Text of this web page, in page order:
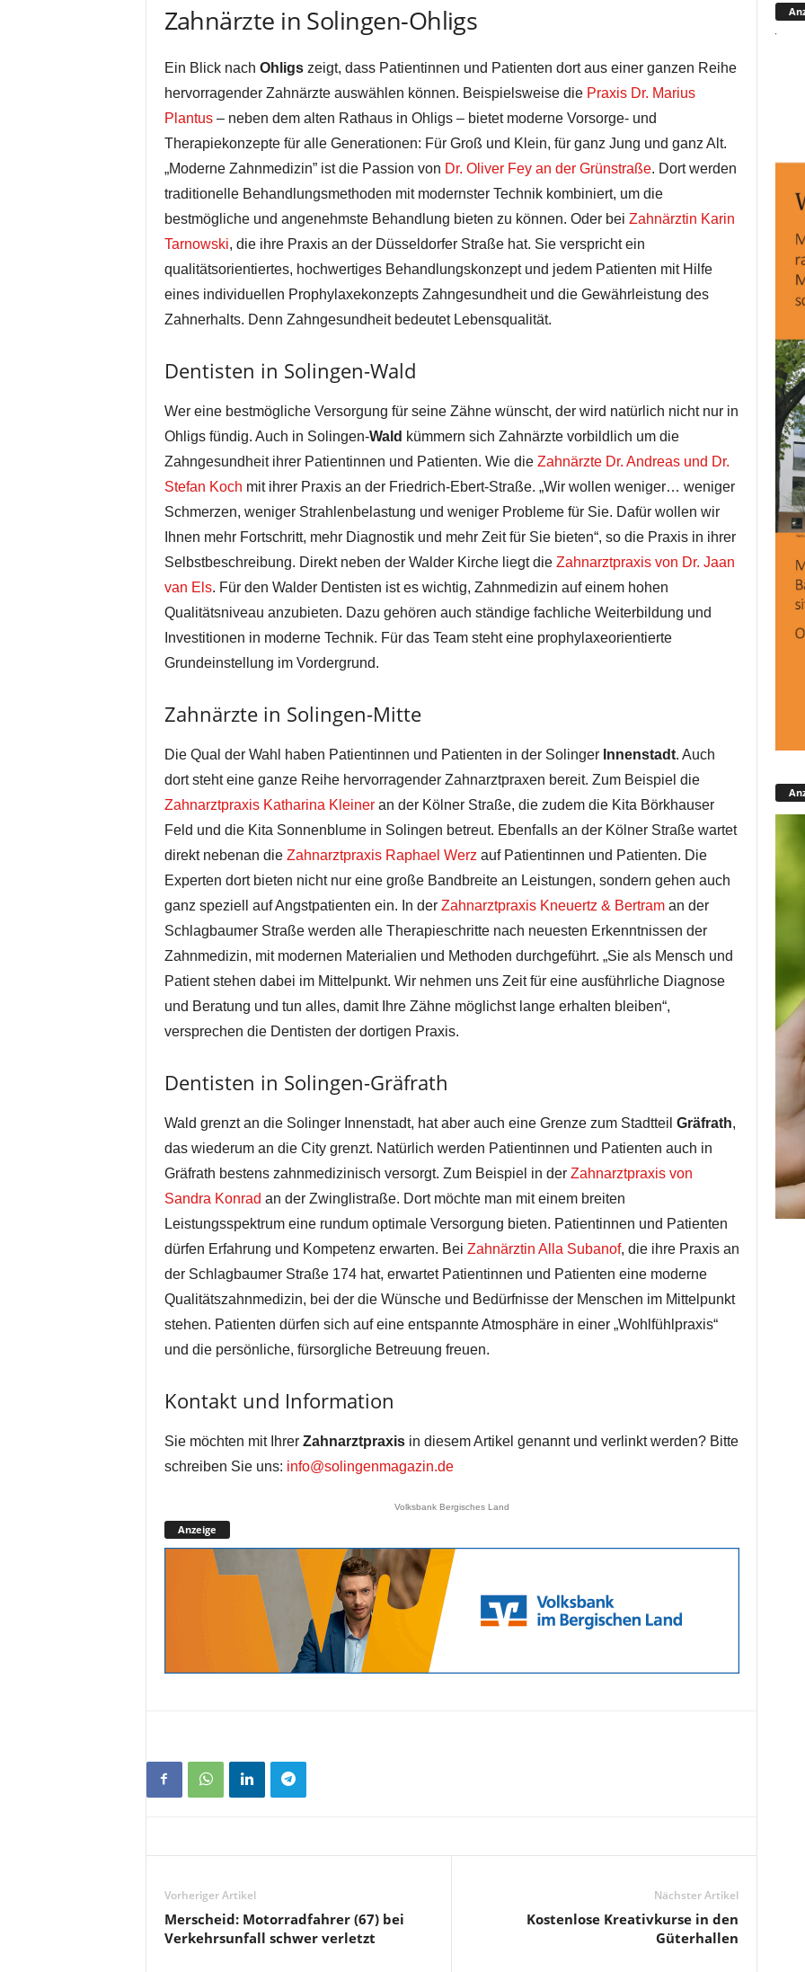
Zahnärzte in Solingen-Ohligs
Ein Blick nach Ohligszeigt, dass Patientinnen und Patienten dort aus einer ganzen Reihe
hervorragender Zahnärzte auswählen können. Beispielsweise die Praxis Dr. Marius
Plantus– neben dem alten Rathaus in Ohligs – bietet moderne Vorsorge- und
Therapiekonzepte für alle Generationen: Für Groß und Klein, für ganz Jung und ganz Alt.
„Moderne Zahnmedizin” ist die Passion von Dr. Oliver Fey an der Grünstraße. Dort werden
traditionelle Behandlungsmethoden mit modernster Technik kombiniert, um die
bestmögliche und angenehmste Behandlung bieten zu können. Oder bei Zahnärztin Karin
Tarnowski, die ihre Praxis an der Düsseldorfer Straße hat. Sie verspricht ein
qualitätsorientiertes, hochwertiges Behandlungskonzept und jedem Patienten mit Hilfe
eines individuellen Prophylaxekonzepts Zahngesundheit und die Gewährleistung des
Zahnerhalts. Denn Zahngesundheit bedeutet Lebensqualität.
Dentisten in Solingen-Wald
Wer eine bestmögliche Versorgung für seine Zähne wünscht, der wird natürlich nicht nur in
Ohligs fündig. Auch in Solingen-Wald kümmern sich Zahnärzte vorbildlich um die
Zahngesundheit ihrer Patientinnen und Patienten. Wie die Zahnärzte Dr. Andreas und Dr.
Stefan Koch mit ihrer Praxis an der Friedrich-Ebert-Straße. „Wir wollen weniger… weniger
Schmerzen, weniger Strahlenbelastung und weniger Probleme für Sie. Dafür wollen wir
Ihnen mehr Fortschritt, mehr Diagnostik und mehr Zeit für Sie bieten“, so die Praxis in ihrer
Selbstbeschreibung. Direkt neben der Walder Kirche liegt die Zahnarztpraxis von Dr. Jaan
van Els. Für den Walder Dentisten ist es wichtig, Zahnmedizin auf einem hohen
Qualitätsniveau anzubieten. Dazu gehören auch ständige fachliche Weiterbildung und
Investitionen in moderne Technik. Für das Team steht eine prophylaxeorientierte
Grundeinstellung im Vordergrund.
Zahnärzte in Solingen-Mitte
Die Qual der Wahl haben Patientinnen und Patienten in der Solinger Innenstadt. Auch
dort steht eine ganze Reihe hervorragender Zahnarztpraxen bereit. Zum Beispiel die
Zahnarztpraxis Katharina Kleineran der Kölner Straße, die zudem die Kita Börkhauser
Feld und die Kita Sonnenblume in Solingen betreut. Ebenfalls an der Kölner Straße wartet
direkt nebenan die Zahnarztpraxis Raphael Werz auf Patientinnen und Patienten. Die
Experten dort bieten nicht nur eine große Bandbreite an Leistungen, sondern gehen auch
ganz speziell auf Angstpatienten ein. In der Zahnarztpraxis Kneuertz & Bertraman der
Schlagbaumer Straße werden alle Therapieschritte nach neuesten Erkenntnissen der
Zahnmedizin, mit modernen Materialien und Methoden durchgeführt. „Sie als Mensch und
Patient stehen dabei im Mittelpunkt. Wir nehmen uns Zeit für eine ausführliche Diagnose
und Beratung und tun alles, damit Ihre Zähne möglichst lange erhalten bleiben“,
versprechen die Dentisten der dortigen Praxis.
Dentisten in Solingen-Gräfrath
Wald grenzt an die Solinger Innenstadt, hat aber auch eine Grenze zum Stadtteil Gräfrath,
das wiederum an die City grenzt. Natürlich werden Patientinnen und Patienten auch in
Gräfrath bestens zahnmedizinisch versorgt. Zum Beispiel in der Zahnarztpraxis von
Sandra Konrad an der Zwinglistraße. Dort möchte man mit einem breiten
Leistungsspektrum eine rundum optimale Versorgung bieten. Patientinnen und Patienten
dürfen Erfahrung und Kompetenz erwarten. Bei Zahnärztin Alla Subanof, die ihre Praxis an
der Schlagbaumer Straße 174 hat, erwartet Patientinnen und Patienten eine moderne
Qualitätszahnmedizin, bei der die Wünsche und Bedürfnisse der Menschen im Mittelpunkt
stehen. Patienten dürfen sich auf eine entspannte Atmosphäre in einer „Wohlfühlpraxis“
und die persönliche, fürsorgliche Betreuung freuen.
Kontakt und Information
Sie möchten mit Ihrer Zahnarztpraxisin diesem Artikel genannt und verlinkt werden? Bitte
schreiben Sie uns: info@solingenmagazin.de
Volksbank Bergisches Land
Anzeige
Vorheriger Artikel
Merscheid: Motorradfahrer (67) bei
Verkehrsunfall schwer verletzt
Nächster Artikel
Kostenlose Kreativkurse in den
Güterhallen